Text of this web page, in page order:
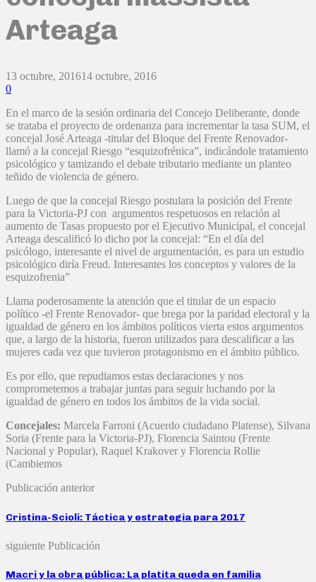
Arteaga
13 octubre, 201614 octubre, 2016
0
En el marco de la sesión ordinaria del Concejo Deliberante, donde
se trataba el proyecto de ordenanza para incrementar la tasa SUM, el
concejal José Arteaga -titular del Bloque del Frente Renovador-
llamó a la concejal Riesgo “esquizofrénica”, indicándole tratamiento
psicológico y tamizando el debate tributario mediante un planteo
teñido de violencia de género.
Luego de que la concejal Riesgo postulara la posición del Frente
para la Victoria-PJ con argumentos respetuosos en relación al
aumento de Tasas propuesto por el Ejecutivo Municipal, el concejal
Arteaga descalificó lo dicho por la concejal: “En el día del
psicólogo, interesante el nivel de argumentación, es para un estudio
psicológico diría Freud. Interesantes los conceptos y valores de la
esquizofrenia”
Llama poderosamente la atención que el titular de un espacio
político -el Frente Renovador- que brega por la paridad electoral y la
igualdad de género en los ámbitos políticos vierta estos argumentos
que, a largo de la historia, fueron utilizados para descalificar a las
mujeres cada vez que tuvieron protagonismo en el ámbito público.
Es por ello, que repudiamos estas declaraciones y nos
comprometemos a trabajar juntas para seguir luchando por la
igualdad de género en todos los ámbitos de la vida social.
Concejales: Marcela Farroni (Acuerdo ciudadano Platense), Silvana
Soria (Frente para la Victoria-PJ), Florencia Saintou (Frente
Nacional y Popular), Raquel Krakover y Florencia Rollie
(Cambiemos
Publicación anterior
Cristina-Scioli: Táctica y estrategia para 2017
siguiente Publicación
Macri y la obra pública: La platita queda en familia